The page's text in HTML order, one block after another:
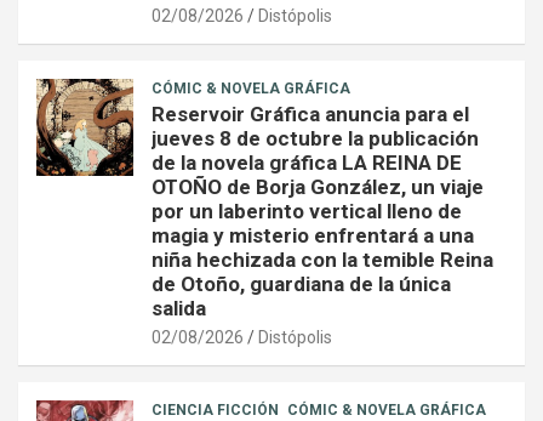
02/08/2026 Distópolis
CÓMIC & NOVELA GRÁFICA
Reservoir Gráfica anuncia para el
jueves 8 de octubre la publicación
de la novela gráfica LA REINA DE
OTOÑO de Borja González, un viaje
por un laberinto vertical lleno de
magia y misterio enfrentará a una
niña hechizada con la temible Reina
de Otoño, guardiana de la única
salida
02/08/2026 Distópolis
CIENCIA FICCIÓN CÓMIC & NOVELA GRÁFICA